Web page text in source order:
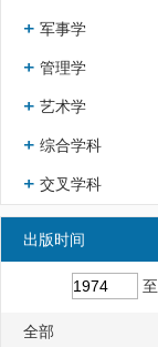
军事学
管理学
艺术学
综合学科
交叉学科
出版时间
至
全部